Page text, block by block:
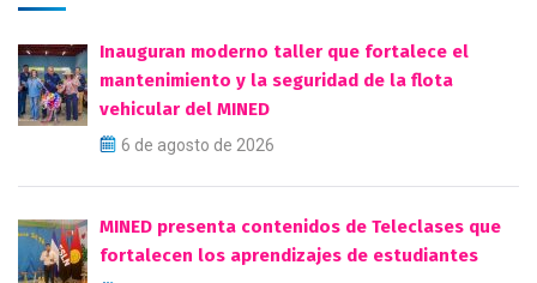
Inauguran moderno taller que fortalece el
mantenimiento y la seguridad de la flota
vehicular del MINED
6 de agosto de 2026
MINED presenta contenidos de Teleclases que
fortalecen los aprendizajes de estudiantes